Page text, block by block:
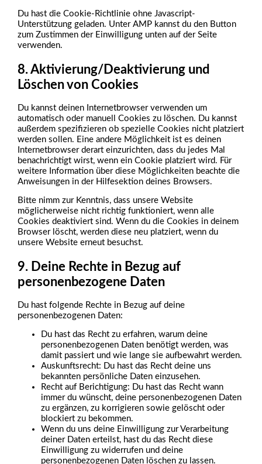
Du hast die Cookie-Richtlinie ohne Javascript-
Unterstützung geladen. Unter AMP kannst du den Button
zum Zustimmen der Einwilligung unten auf der Seite
verwenden.
8. Aktivierung/Deaktivierung und
Löschen von Cookies
Du kannst deinen Internetbrowser verwenden um
automatisch oder manuell Cookies zu löschen. Du kannst
außerdem spezifizieren ob spezielle Cookies nicht platziert
werden sollen. Eine andere Möglichkeit ist es deinen
Internetbrowser derart einzurichten, dass du jedes Mal
benachrichtigt wirst, wenn ein Cookie platziert wird. Für
weitere Information über diese Möglichkeiten beachte die
Anweisungen in der Hilfesektion deines Browsers.
Bitte nimm zur Kenntnis, dass unsere Website
möglicherweise nicht richtig funktioniert, wenn alle
Cookies deaktiviert sind. Wenn du die Cookies in deinem
Browser löscht, werden diese neu platziert, wenn du
unsere Website erneut besuchst.
9. Deine Rechte in Bezug auf
personenbezogene Daten
Du hast folgende Rechte in Bezug auf deine
personenbezogenen Daten:
Du hast das Recht zu erfahren, warum deine
personenbezogenen Daten benötigt werden, was
damit passiert und wie lange sie aufbewahrt werden.
Auskunftsrecht: Du hast das Recht deine uns
bekannten persönliche Daten einzusehen.
Recht auf Berichtigung: Du hast das Recht wann
immer du wünscht, deine personenbezogenen Daten
zu ergänzen, zu korrigieren sowie gelöscht oder
blockiert zu bekommen.
Wenn du uns deine Einwilligung zur Verarbeitung
deiner Daten erteilst, hast du das Recht diese
Einwilligung zu widerrufen und deine
personenbezogenen Daten löschen zu lassen.